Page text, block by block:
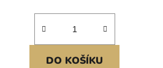
DO KOŠÍKU